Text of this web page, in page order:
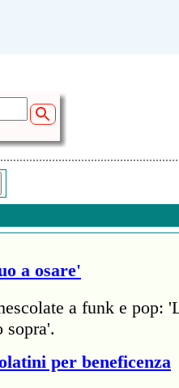
a osare'
a funk e pop:
per beneficenza